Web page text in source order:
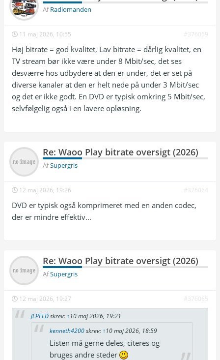
|  ~7.5 | EC-3 ~260k             |
| France24                 |  1280×720p |  50
| Folketinget              |  1280×720p |  50
| SVT1                     |  1280×720p |  50
|  ~4.9 | EC-3 ~260k             |
| NRK1                     |  1280×720p |  50
|  ~4.4 | EC-3 ~260k             |
| TV4                      |  1280×720p |  50
|  ~4.7 | EC-3 ~260k             |
| TV2 Norge                |  1280×720p |  50
|  ~4.8 | AAC ~134k              |
|  ~4.8 | EC-3 ~260k             |
| RTL HD                   | 1920×1080p |  50
|  ~6.7 | EC-3 ~260k             |
| ProSieben HD             | 1920×1080p |  50
| Uptown Dansk Musik       | 1920×1080p |  50
|  ~6.9 | EC-3 ~260k             |
| Uptown Classic           | 1920×1080p |  50
|  ~7.7 | EC-3 ~260k             |
|  ~6.9 | EC-3 ~260k             |
| See                      | 1920×1080p |  50
AfRadiomanden
11 maj 2026, 10:55 #376059
Høj bitrate = god kvalitet, Lav bitrate = dårlig kvalitet, en
TV stream bør ikke være under 8 Mbit/sec, det ses
desværre hos udbydere at den er under, det er set på
diverse kanaler at den er helt nede på under 3 Mbit/sec
og det er ikke godt. En DVD er typisk omkring 5 Mbit/sec,
selvfølgelig også i en lavere opløsning.
Re: Waoo Play bitrate oversigt (2026)
AfSupergris
12 maj 2026, 19:26 #376064
DVD er typisk også komprimeret med en anden codec,
der er mindre effektiv...
Re: Waoo Play bitrate oversigt (2026)
AfSupergris
12 maj 2026, 19:27 #376065
JLPFLDskrev: ↑10 maj 2026, 19:21
kenneth4200skrev: ↑10 maj 2026, 18:59
Listen må gerne deles, citeres og
bruges andre steder